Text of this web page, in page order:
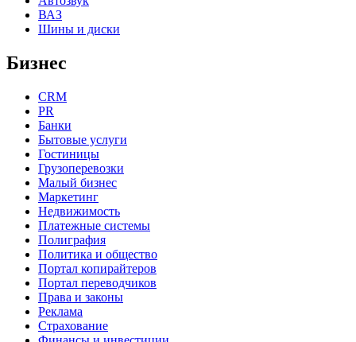
ВАЗ
Шины и диски
Бизнес
CRM
PR
Банки
Бытовые услуги
Гостиницы
Грузоперевозки
Малый бизнес
Маркетинг
Недвижимость
Платежные системы
Полиграфия
Политика и общество
Портал копирайтеров
Портал переводчиков
Права и законы
Реклама
Страхование